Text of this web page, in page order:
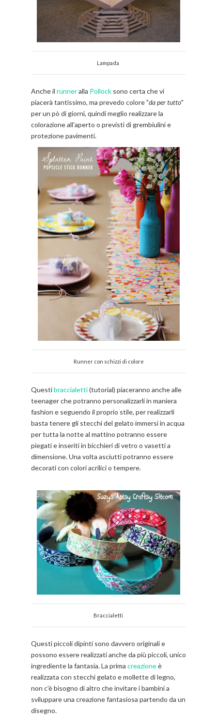
Lampada
Anche il runneralla Pollock sono certa che vi
piacerà tantissimo, ma prevedo colore "da per tutto"
per un pò di giorni, quindi meglio realizzare la
colorazione all'aperto o previsti di grembiulini e
protezione pavimenti.
Runner con schizzi di colore
Questibraccialetti(tutorial) piaceranno anche alle
teenager che potranno personalizzarli in maniera
fashion e seguendo il proprio stile, per realizzarli
basta tenere gli stecchi del gelato immersi in acqua
per tutta la notte al mattino potranno essere
piegati e inseriti in bicchieri di vetro o vasetti a
dimensione. Una volta asciutti potranno essere
decorati con colori acrilici o tempere.
Braccialetti
Questi piccoli dipinti sono davvero originali e
possono essere realizzati anche da più piccoli, unico
ingrediente la fantasia. La prima creazioneè
realizzata con stecchi gelato e mollette di legno,
non c'è bisogno di altro che invitare i bambini a
sviluppare una creazione fantasiosa partendo da un
disegno.